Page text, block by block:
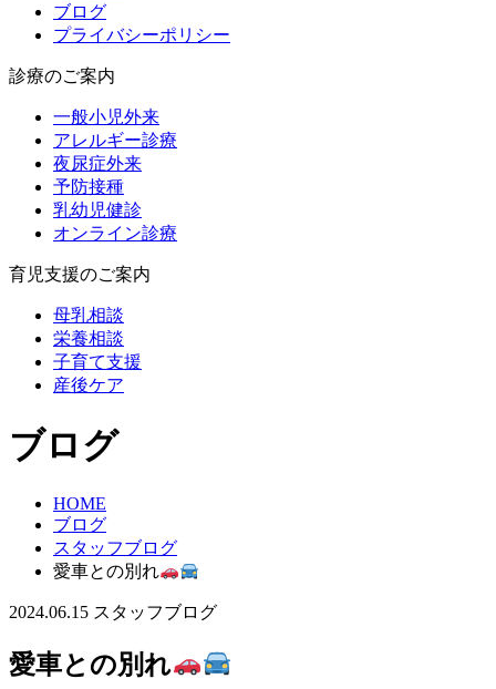
ブログ
プライバシーポリシー
診療のご案内
一般小児外来
アレルギー診療
夜尿症外来
予防接種
乳幼児健診
オンライン診療
育児支援のご案内
母乳相談
栄養相談
子育て支援
産後ケア
ブログ
HOME
ブログ
スタッフブログ
愛車との別れ
2024.06.15 スタッフブログ
愛車との別れ